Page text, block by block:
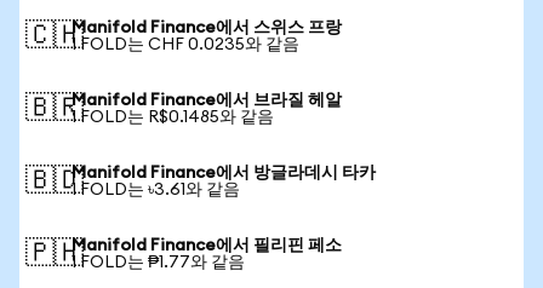
🇨🇭Manifold Finance에서 스위스 프랑
1 FOLD는 CHF 0.0235와 같음
🇧🇷Manifold Finance에서 브라질 헤알
1 FOLD는 R$0.1485와 같음
🇧🇩Manifold Finance에서 방글라데시 타카
1 FOLD는 ৳3.61와 같음
🇵🇭Manifold Finance에서 필리핀 페소
1 FOLD는 ₱1.77와 같음